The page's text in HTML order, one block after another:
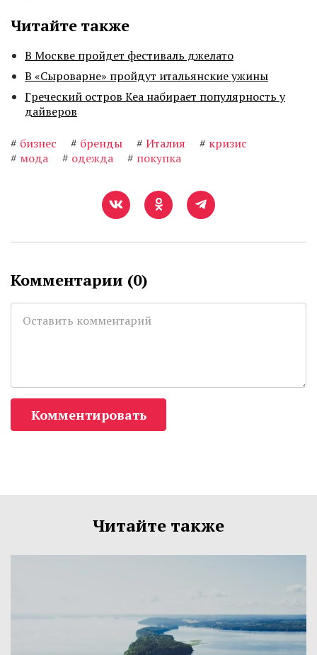
Читайте также
В Москве пройдет фестиваль джелато
В «Сыроварне» пройдут итальянские ужины
Греческий остров Кеа набирает популярность у
дайверов
# бизнес # бренды # Италия # кризис
# мода # одежда # покупка
Комментарии (0)
Комментировать
Читайте также